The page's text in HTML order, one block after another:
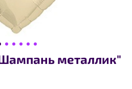
металлик"